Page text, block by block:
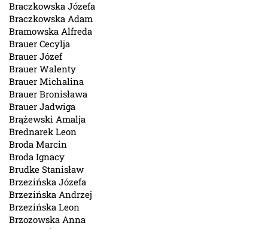
Braczkowska Józefa
Braczkowska Adam
Bramowska Alfreda
Brauer Cecylja
Brauer Józef
Brauer Walenty
Brauer Michalina
Brauer Bronisława
Brauer Jadwiga
Brążewski Amalja
Brednarek Leon
Broda Marcin
Broda Ignacy
Brudke Stanisław
Brzezińska Józefa
Brzezińska Andrzej
Brzezińska Leon
Brzozowska Anna